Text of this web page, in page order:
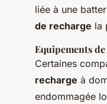
liée à une
de recharge la
Equipements
Certaines
recharge à
endommagée